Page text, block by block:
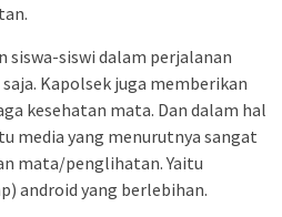
siswa-siswi dalam perjalanan
Kapolsek juga memberikan
kesehatan mata. Dan dalam hal
media yang menurutnya sangat
mata/penglihatan. Yaitu
android yang berlebihan.